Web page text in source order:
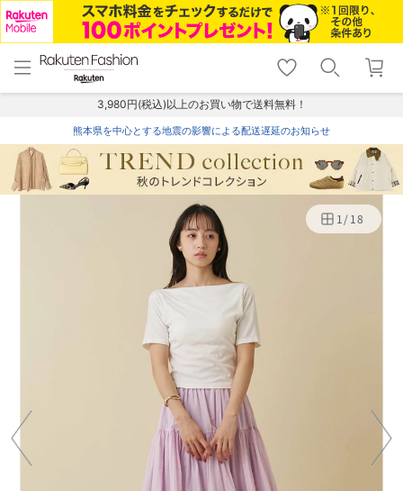
menu home
トップ
shopping_cart lock_outline
ログイン
3,980円(税込)以上のお買い物で送料無料！
熊本県を中心とする地震の影響による配送遅延のお知らせ
1/18